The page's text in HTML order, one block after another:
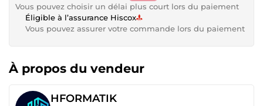
Vous pouvez choisir un délai plus court lors du paiement
Éligible à l’assurance Hiscox
Vous pouvez assurer votre commande lors du paiement
À propos du vendeur
HFORMATIK